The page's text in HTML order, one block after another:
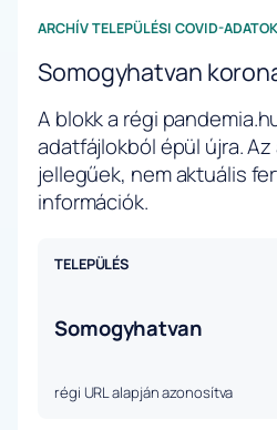
ARCHÍV TELEPÜLÉSI COVID-ADATOK
Somogyhatvan
A blokk a régi
adatfájlokból épül újra.
jellegűek, nem aktuális
információk.
TELEPÜLÉS
Somogyhatvan
régi URL alapján azonosítva